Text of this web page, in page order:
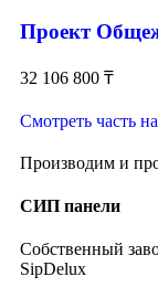
Проект
32 106 800 ₸
Смотреть часть
Производим и
СИП панели
Собственный
SipDelux